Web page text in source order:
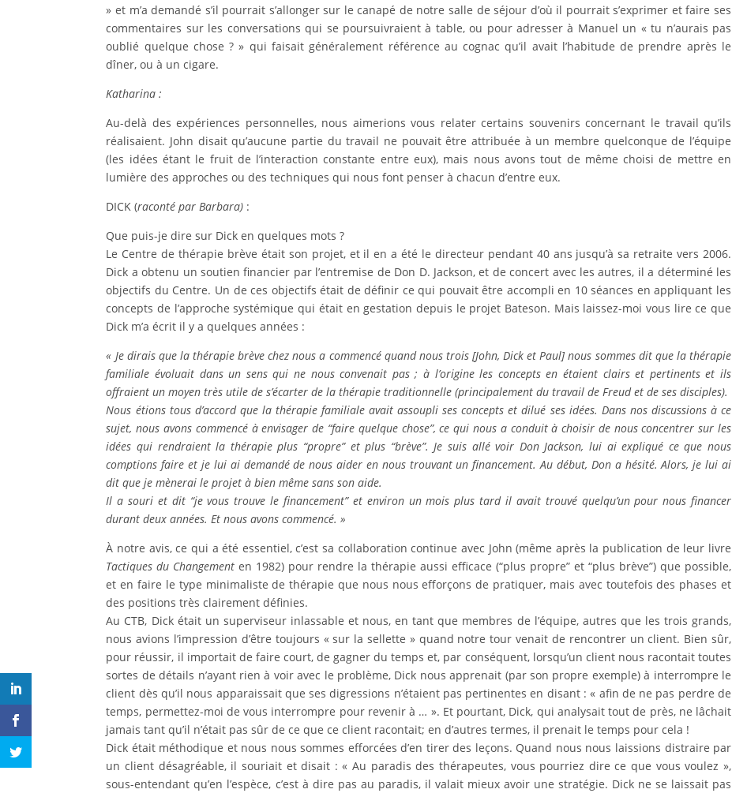
» et m’a demandé s’il pourrait s’allonger sur le canapé de notre salle de séjour d’où il pourrait s’exprimer et faire ses
commentaires sur les conversations qui se poursuivraient à table, ou pour adresser à Manuel un « tu n’aurais pas
oublié quelque chose ? » qui faisait généralement référence au cognac qu’il avait l’habitude de prendre après le
dîner, ou à un cigare.
Katharina :
Au-delà des expériences personnelles, nous aimerions vous relater certains souvenirs concernant le travail qu’ils
réalisaient. John disait qu’aucune partie du travail ne pouvait être attribuée à un membre quelconque de l’équipe
(les idées étant le fruit de l’interaction constante entre eux), mais nous avons tout de même choisi de mettre en
lumière des approches ou des techniques qui nous font penser à chacun d’entre eux.
DICK (raconté par Barbara) :
Que puis-je dire sur Dick en quelques mots ?
Le Centre de thérapie brève était son projet, et il en a été le directeur pendant 40 ans jusqu’à sa retraite vers 2006.
Dick a obtenu un soutien financier par l’entremise de Don D. Jackson, et de concert avec les autres, il a déterminé les
objectifs du Centre. Un de ces objectifs était de définir ce qui pouvait être accompli en 10 séances en appliquant les
concepts de l’approche systémique qui était en gestation depuis le projet Bateson. Mais laissez-moi vous lire ce que
Dick m’a écrit il y a quelques années :
« Je dirais que la thérapie brève chez nous a commencéquand nous trois [John, Dick et Paul] nous sommes dit que la thérapie
familialeévoluait dans un sens qui ne nous convenait pas ;à l’origine les concepts enétaient clairs et pertinents et ils
offraient un moyen très utile de s’écarter de la thérapie traditionnelle (principalement du travail de Freud et de ses disciples).
Nous étions tous d’accord que la thérapie familiale avait assoupli ses concepts et dilué ses idées. Dans nos discussions àce
sujet, nous avons commencé àenvisager de “faire quelque chose”, ce qui nous a conduità choisir de nous concentrer sur les
idées qui rendraient la thérapie plus “propre”et plus “brève”. Je suis allévoir Don Jackson, lui ai expliqué ce que nous
comptions faire et je lui ai demandéde nous aider en nous trouvant un financement. Au début, Don a hésité. Alors, je lui ai
dit que je mènerai le projetà bien même sans son aide.
Il a souri et dit “je vous trouve le financement”et environ un mois plus tard il avait trouvéquelqu’un pour nous financer
durant deux années. Et nous avons commencé.»
À notre avis, ce qui a été essentiel, c’est sa collaboration continue avec John (même après la publication de leur livre
Tactiques du Changementen 1982) pour rendre la thérapie aussi efficace (“plus propre” et “plus brève”) que possible,
et en faire le type minimaliste de thérapie que nous nous efforçons de pratiquer, mais avec toutefois des phases et
des positions très clairement définies.
Au CTB, Dick était un superviseur inlassable et nous, en tant que membres de l’équipe, autres que les trois grands,
nous avions l’impression d’être toujours « sur la sellette » quand notre tour venait de rencontrer un client. Bien sûr,
pour réussir, il importait de faire court, de gagner du temps et, par conséquent, lorsqu’un client nous racontait toutes
sortes de détails n’ayant rien à voir avec le problème, Dick nous apprenait (par son propre exemple) à interrompre le
client dès qu’il nous apparaissait que ses digressions n’étaient pas pertinentes en disant : « afin de ne pas perdre de
temps, permettez-moi de vous interrompre pour revenir à … ». Et pourtant, Dick, qui analysait tout de près, ne lâchait
jamais tant qu’il n’était pas sûr de ce que ce client racontait; en d’autres termes, il prenait le temps pour cela !
Dick était méthodique et nous nous sommes efforcées d’en tirer des leçons. Quand nous nous laissions distraire par
un client désagréable, il souriait et disait : « Au paradis des thérapeutes, vous pourriez dire ce que vous voulez »,
sous-entendant qu’en l’espèce, c’est à dire pas au paradis, il valait mieux avoir une stratégie. Dick ne se laissait pas